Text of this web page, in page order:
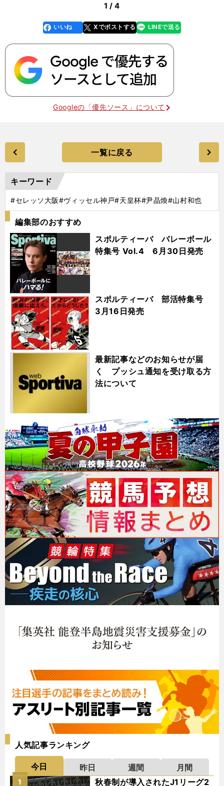
1 / 4
faceboo
k
いいね Xでポストする
line LINEで送る
Googleの「優先ソース」について
一覧に戻る
キーワード
#セレッソ大阪#ヴィッセル神戸#天皇杯#尹晶煥#山村和也
編集部のおすすめ
スポルティーバ バレーボール
特集号 Vol.4 6月30日発売
スポルティーバ 部活特集号
3月16日発売
最新記事などのお知らせが届
く プッシュ通知を受け取る方
法について
人気記事ランキング
今日 昨日 週間
月間
秋春制が導入されたJ1リーグ2
1